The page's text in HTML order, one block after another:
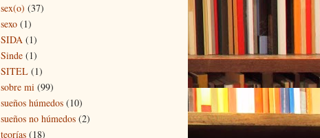
sex(o) (37)
sexo (1)
SIDA (1)
Sinde (1)
SITEL (1)
sobre mi (99)
sueños húmedos (10)
sueños no húmedos (2)
teorías (18)